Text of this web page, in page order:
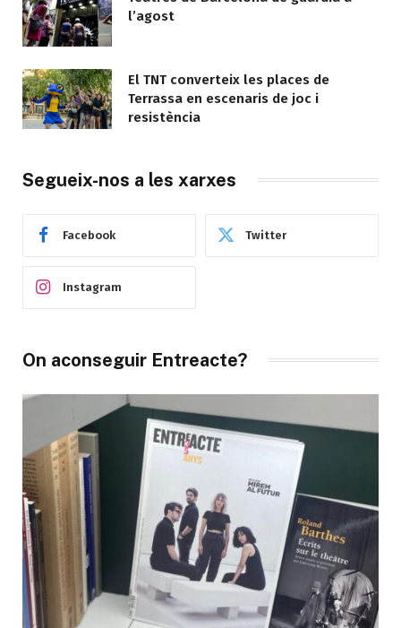
l’agost
El TNT converteix les places de
Terrassa en escenaris de joc i
resistència
Segueix-nos a les xarxes
Facebook Twitter
Instagram
On aconseguir Entreacte?